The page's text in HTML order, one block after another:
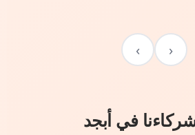
‹
›
في أبجد